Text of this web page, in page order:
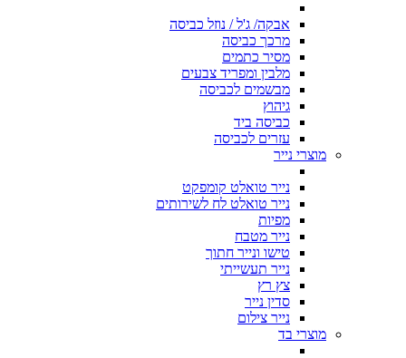
אבקה/ ג'ל / נוזל כביסה
מרכך כביסה
מסיר כתמים
מלבין ומפריד צבעים
מבשמים לכביסה
גיהוץ
כביסה ביד
עזרים לכביסה
מוצרי נייר
נייר טואלט קומפקט
נייר טואלט לח לשירותים
מפיות
נייר מטבח
טישו ונייר חתוך
נייר תעשייתי
צץ רץ
סדין נייר
נייר צילום
מוצרי בד